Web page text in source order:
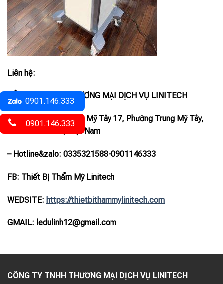
Liên hệ:
CÔNG TY TNHH THƯƠNG MẠI DỊCH VỤ LINITECH
– Địa chỉ: 61/35 Trung Mỹ Tây 17, Phường Trung Mỹ Tây,
TP. Hồ Chí Minh, Việt Nam
– Hotline&zalo: 0335321588-0901146333
FB: Thiết Bị Thẩm Mỹ Linitech
WEDSITE: https://thietbithammylinitech.com
GMAIL: ledulinh12@gmail.com
CÔNG TY TNHH THƯƠNG MẠI DỊCH VỤ LINITECH
0901.146.333
0901.146.333